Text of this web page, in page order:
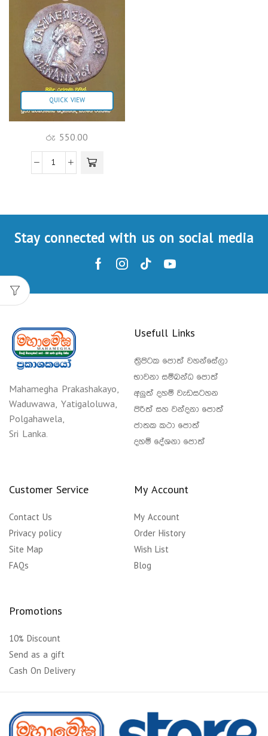
QUICK VIEW
රු 550.00
Stay connected with us on social media
Mahamegha Prakashakayo,
Waduwawa, Yatigaloluwa,
Polgahawela,
Sri Lanka.
Usefull Links
ත්‍රිපිටක පොත් වහන්සේලා
භාවනා සම්බන්ධ පොත්
අලුත් දහම් වැඩසටහන
පිරිත් සහ වන්දනා පොත්
ජාතක කථා පොත්
දහම් දේශනා පොත්
Customer Service
Contact Us
Privacy policy
Site Map
FAQs
My Account
My Account
Order History
Wish List
Blog
Promotions
10% Discount
Send as a gift
Cash On Delivery